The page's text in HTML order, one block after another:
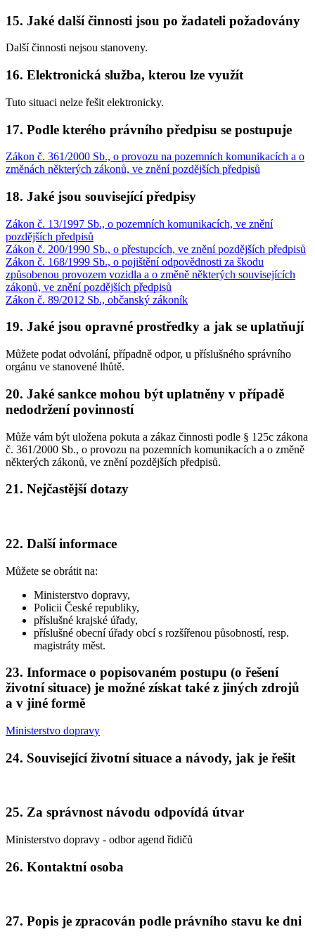
15. Jaké další činnosti jsou po žadateli požadovány
Další činnosti nejsou stanoveny.
16. Elektronická služba, kterou lze využít
Tuto situaci nelze řešit elektronicky.
17. Podle kterého právního předpisu se postupuje
Zákon č. 361/2000 Sb., o provozu na pozemních komunikacích a o
změnách některých zákonů, ve znění pozdějších předpisů
18. Jaké jsou související předpisy
Zákon č. 13/1997 Sb., o pozemních komunikacích, ve znění
pozdějších předpisů
Zákon č. 200/1990 Sb., o přestupcích, ve znění pozdějších předpisů
Zákon č. 168/1999 Sb., o pojištění odpovědnosti za škodu
způsobenou provozem vozidla a o změně některých souvisejících
zákonů, ve znění pozdějších předpisů
Zákon č. 89/2012 Sb., občanský zákoník
19. Jaké jsou opravné prostředky a jak se uplatňují
Můžete podat odvolání, případně odpor, u příslušného správního
orgánu ve stanovené lhůtě.
20. Jaké sankce mohou být uplatněny v případě
nedodržení povinností
Může vám být uložena pokuta a zákaz činnosti podle § 125c zákona
č. 361/2000 Sb., o provozu na pozemních komunikacích a o změně
některých zákonů, ve znění pozdějších předpisů.
21. Nejčastější dotazy
22. Další informace
Můžete se obrátit na:
Ministerstvo dopravy,
Policii České republiky,
příslušné krajské úřady,
příslušné obecní úřady obcí s rozšířenou působností, resp.
magistráty měst.
23. Informace o popisovaném postupu (o řešení
životní situace) je možné získat také z jiných zdrojů
a v jiné formě
Ministerstvo dopravy
24. Související životní situace a návody, jak je řešit
25. Za správnost návodu odpovídá útvar
Ministerstvo dopravy - odbor agend řidičů
26. Kontaktní osoba
27. Popis je zpracován podle právního stavu ke dni